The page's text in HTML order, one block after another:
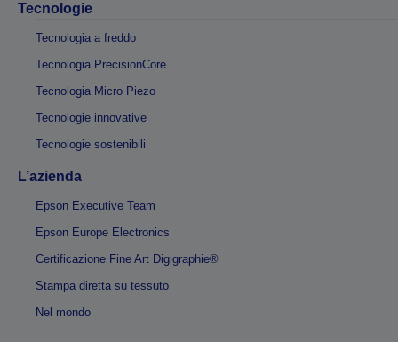
Tecnologie
Tecnologia a freddo
Tecnologia PrecisionCore
Tecnologia Micro Piezo
Tecnologie innovative
Tecnologie sostenibili
L’azienda
Epson Executive Team
Epson Europe Electronics
Certificazione Fine Art Digigraphie®
Stampa diretta su tessuto
Nel mondo